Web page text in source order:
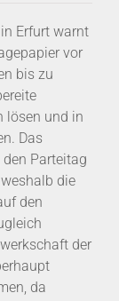
Erfurt warnt
vor
bis zu
lösen und in
Das
Parteitag
die
den
der
da